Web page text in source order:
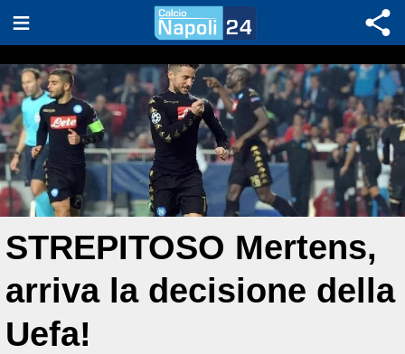
STREPITOSO Mertens,
arriva la decisione della
Uefa!